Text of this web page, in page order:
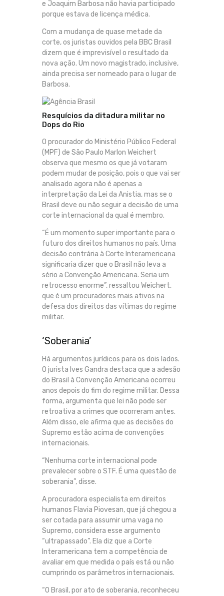
e Joaquim Barbosa não havia participado
porque estava de licença médica.
Com a mudança de quase metade da
corte, os juristas ouvidos pela BBC Brasil
dizem que é imprevisível o resultado da
nova ação. Um novo magistrado, inclusive,
ainda precisa ser nomeado para o lugar de
Barbosa.
Resquícios da ditadura militar no
Dops do Rio
O procurador do Ministério Público Federal
(MPF) de São Paulo Marlon Weichert
observa que mesmo os que já votaram
podem mudar de posição, pois o que vai ser
analisado agora não é apenas a
interpretação da Lei da Anistia, mas se o
Brasil deve ou não seguir a decisão de uma
corte internacional da qual é membro.
“É um momento super importante para o
futuro dos direitos humanos no país. Uma
decisão contrária à Corte Interamericana
significaria dizer que o Brasil não leva a
sério a Convenção Americana. Seria um
retrocesso enorme”, ressaltou Weichert,
que é um procuradores mais ativos na
defesa dos direitos das vítimas do regime
militar.
‘Soberania’
Há argumentos jurídicos para os dois lados.
O jurista Ives Gandra destaca que a adesão
do Brasil à Convenção Americana ocorreu
anos depois do fim do regime militar. Dessa
forma, argumenta que lei não pode ser
retroativa a crimes que ocorreram antes.
Além disso, ele afirma que as decisões do
Supremo estão acima de convenções
internacionais.
“Nenhuma corte internacional pode
prevalecer sobre o STF. É uma questão de
soberania”, disse.
A procuradora especialista em direitos
humanos Flavia Piovesan, que já chegou a
ser cotada para assumir uma vaga no
Supremo, considera esse argumento
“ultrapassado”. Ela diz que a Corte
Interamericana tem a competência de
avaliar em que medida o país está ou não
cumprindo os parâmetros internacionais.
“O Brasil, por ato de soberania, reconheceu